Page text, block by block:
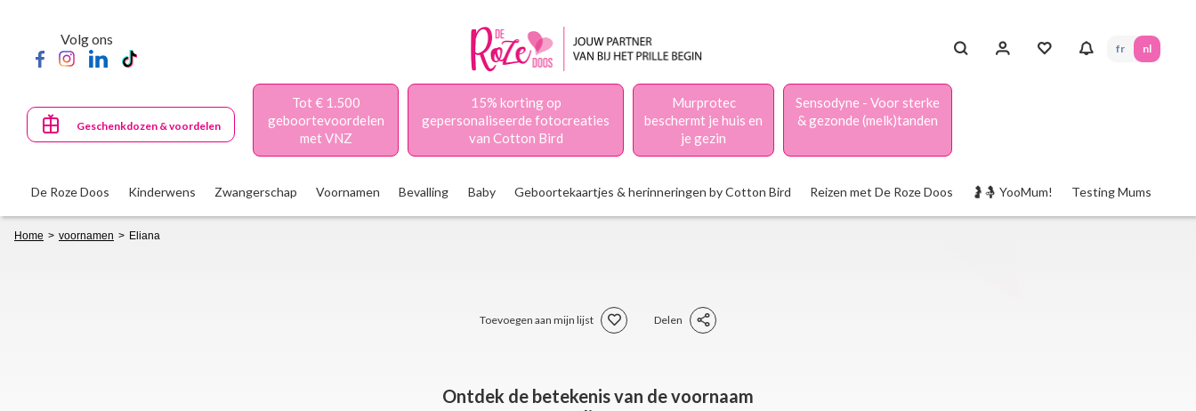
content
Volg ons
fr nl
Geschenkdozen & voordelen
Tot € 1.500
geboortevoordelen
met VNZ
15% korting op
gepersonaliseerde fotocreaties
van Cotton Bird
Murprotec
beschermt je huis en
je gezin
Sensodyne - Voor sterke
& gezonde (melk)tanden
De Roze Doos Kinderwens Zwangerschap Voornamen Bevalling Baby Geboortekaartjes & herinneringen by Cotton Bird Reizen met De Roze Doos 🤰🤱 YooMum! Testing Mums
Breadcrumb
Home voornamen Eliana
Toevoegen aan mijn lijst Delen
Ontdek de betekenis van de voornaam